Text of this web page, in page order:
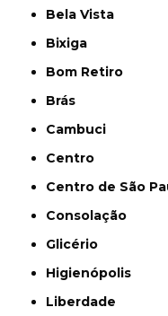
Bela Vista
Bixiga
Bom Retiro
Brás
Cambuci
Centro
Centro de São
Consolação
Glicério
Higienópolis
Liberdade